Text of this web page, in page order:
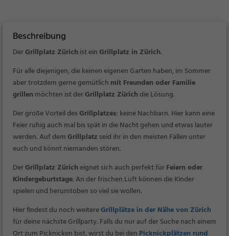
Beschreibung
DerGrillplatz Zürich ist einGrillplatz in Zürich.
Für alle diejenigen, die keinen eigenen Garten haben, im Sommer
aber trotzdem gerne gemütlich mit Freunden oder Familie
grillen möchten ist derGrillplatz Zürichdie Lösung.
Der große Vorteil desGrillplatzes: keine Nachbarn. Hier kann eine
Feier ruhig auch mal bis spät in die Nacht gehen und etwas lauter
werden. Auf demGrillplatz seid ihr in den meisten Fällen unter
euch und könnt niemanden stören.
DerGrillplatz Züricheignet sich auch perfekt fürFeiern oder
Kindergeburtstage. An der frischen Luft können die Kinder
spielen und herumtoben so viel sie wollen.
Hier findest du noch weitereGrillplätze in der Nähe von Zürich
für deine nächste Grillparty. Falls du nur auf der Suche nach einem
Ort zum Picknicken bist, wirst du bei den Picknickplätzen rund